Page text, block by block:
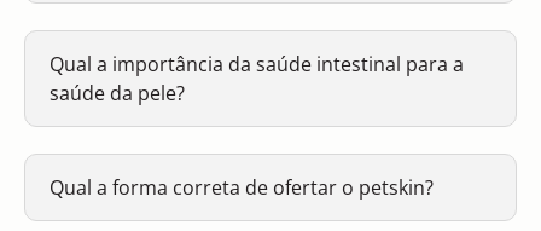
Qual a importância da saúde intestinal para a
saúde da pele?
Qual a forma correta de ofertar o petskin?